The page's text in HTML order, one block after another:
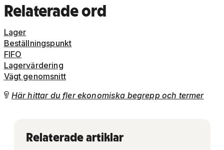
Relaterade ord
Lager
Beställningspunkt
FIFO
Lagervärdering
Vägt genomsnitt
 Här hittar du fler ekonomiska begrepp och termer
Relaterade artiklar